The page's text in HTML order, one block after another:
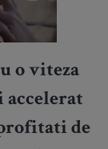
o viteza
de